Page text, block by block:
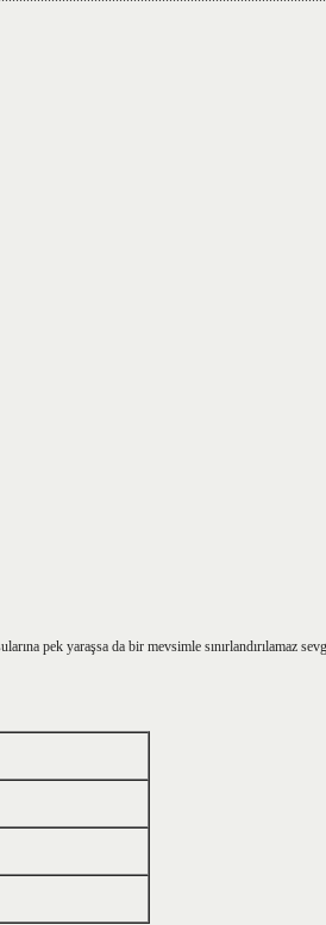
pek yaraşsa da bir mevsimle